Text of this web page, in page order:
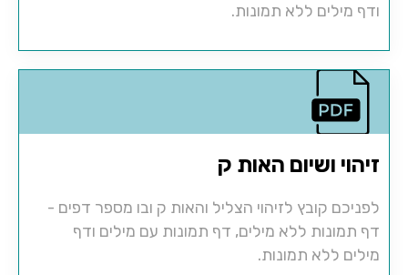
ודף מילים ללא תמונות.
זיהוי ושיום האות ק
לפניכם קובץ לזיהוי הצליל והאות ק ובו מספר דפים -
דף תמונות ללא מילים, דף תמונות עם מילים ודף
מילים ללא תמונות.